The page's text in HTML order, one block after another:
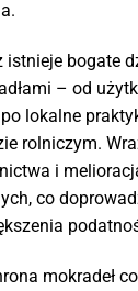
istnieje bogate
– od
po lokalne
rolniczym.
i
co
mokradeł